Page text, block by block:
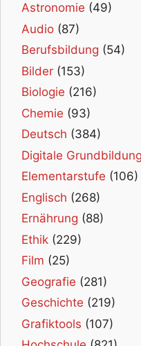
Astronomie (49)
Audio (87)
Berufsbildung (54)
Bilder (153)
Biologie (216)
Chemie (93)
Deutsch (384)
Digitale Grundbildung
Elementarstufe (106)
Englisch (268)
Ernährung (88)
Ethik (229)
Film (25)
Geografie (281)
Geschichte (219)
Grafiktools (107)